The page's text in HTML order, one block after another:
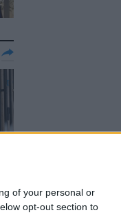
of your personal or
opt-out section to